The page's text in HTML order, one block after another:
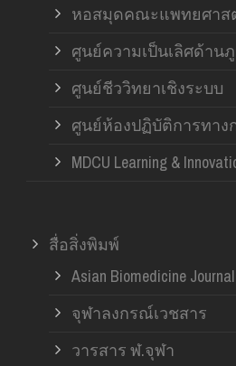
หอสมุดคณะแพทยศาส
ศูนย์ความเป็นเลิศด้าน
ศูนย์ชีววิทยาเชิงระบบ
ศูนย์ห้องปฏิบัติการทาง
MDCU Learning &
สื่อสิ่งพิมพ์
Asian Biomedicine Journal
จุฬาลงกรณ์เวชสาร
วารสาร ฬ.จุฬา